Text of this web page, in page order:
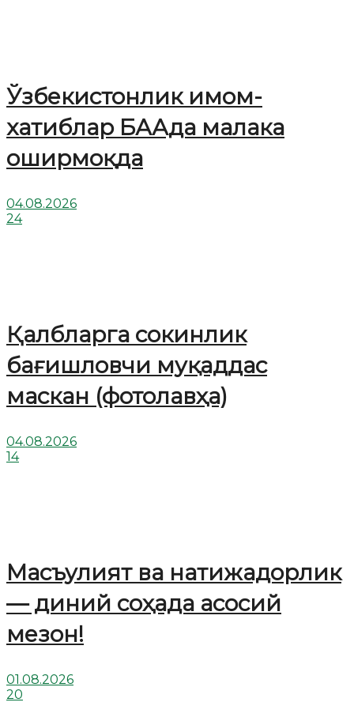
Ўзбекистонлик имом-
хатиблар БААда малака
оширмоқда
04.08.2026
24
Қалбларга сокинлик
бағишловчи муқаддас
маскан (фотолавҳа)
04.08.2026
14
Масъулият ва натижадорлик
— диний соҳада асосий
мезон!
01.08.2026
20